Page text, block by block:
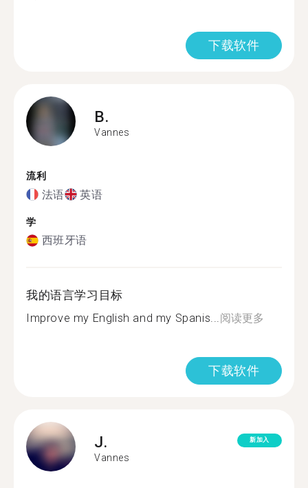
下载软件
B.
Vannes
流利
法语 英语
学
西班牙语
我的语言学习目标
Improve my English and my Spanis...阅读更多
下载软件
J.
Vannes
新加入